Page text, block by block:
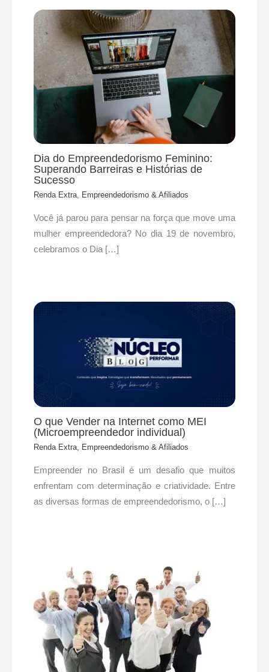
Dia do Empreendedorismo Feminino:
Superando Barreiras e Histórias de
Sucesso
Renda Extra, Empreendedorismo & Afiliados
Você já parou para pensar na força que move uma
mulher empreendedora? No dia 19 de novembro,
celebramos o Dia […]
O que Vender na Internet como MEI
(Microempreendedor individual)
Renda Extra, Empreendedorismo & Afiliados
Empreender no Brasil é um desafio que muitos
enfrentam com determinação e criatividade. Entre
as diversas formas de empreendedorismo, o […]